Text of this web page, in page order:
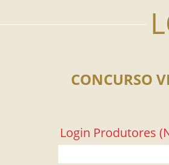
CONCURSO
Login Produtores